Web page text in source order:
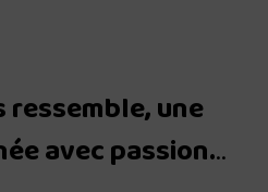
ressemble, une
avec passion...